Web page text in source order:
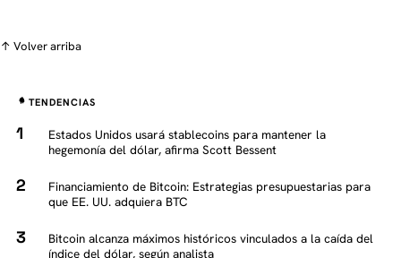
↑ Volver arriba
TENDENCIAS
Estados Unidos usará stablecoins para mantener la
hegemonía del dólar, afirma Scott Bessent
Financiamiento de Bitcoin: Estrategias presupuestarias para
que EE. UU. adquiera BTC
Bitcoin alcanza máximos históricos vinculados a la caída del
índice del dólar, según analista